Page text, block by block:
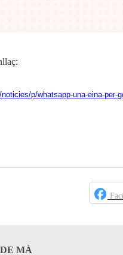
p/whatsapp-una-eina-per-
MÀ